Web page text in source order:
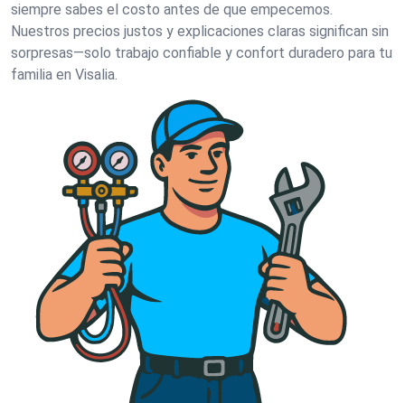
siempre sabes el costo antes de que empecemos.
Nuestros precios justos y explicaciones claras significan sin
sorpresas—solo trabajo confiable y confort duradero para tu
familia en Visalia.